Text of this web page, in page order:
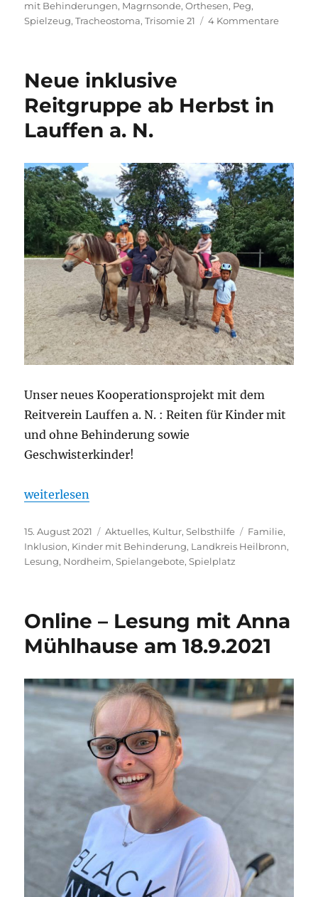
mit Behinderungen, Magrnsonde,Orthesen, Peg,
Spielzeug,Tracheostoma,Trisomie 21 4 Kommentarezu
Neue inklusive
Reitgruppe ab Herbst in
Lauffen a. N.
Unser neues Kooperationsprojekt mit dem
Reitverein Lauffen a. N. : Reiten für Kinder mit
und ohne Behinderung sowie
Geschwisterkinder!
„Neue inklusive Reitgruppe ab Herbst in Lauffen a.
weiterlesen
Veröffentlicht
am
15. August 2021 Kategorien
Aktuelles, Kultur,Selbsthilfe Schlagwörter
Familie,
Inklusion, Kinder mit Behinderung, Landkreis Heilbronn,
Lesung, Nordheim,Spielangebote,Spielplatz
Online – Lesung mit Anna
Mühlhause am 18.9.2021